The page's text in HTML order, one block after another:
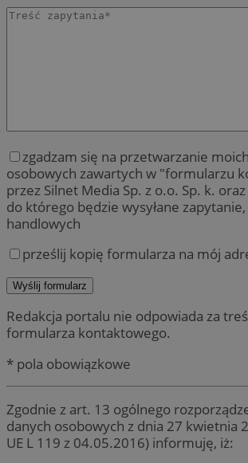
zgadzam się na przetwarzanie
osobowych zawartych w "formularzu
przez Silnet Media Sp. z o.o. Sp. k.
do którego będzie wysyłane
handlowych
prześlij kopię formularza na mój
Redakcja portalu nie odpowiada za
formularza kontaktowego.
* pola obowiązkowe
Zgodnie z art. 13 ogólnego
danych osobowych z dnia 27 kwietnia
UE L 119 z 04.05.2016) informuję, iż: